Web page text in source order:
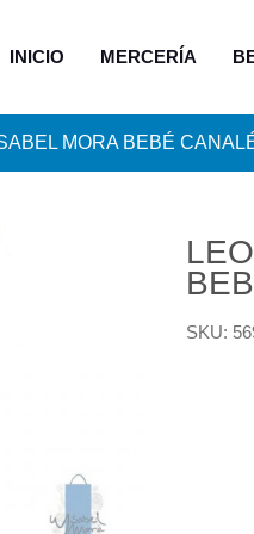
INICIO MERCERÍA
MORA BEBÉ
SKU: